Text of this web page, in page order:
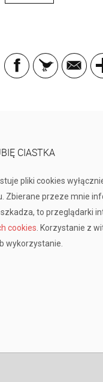
CIASTKA
pliki cookies
Zbierane przeze mnie
to przeglądarki
cookies . Korzystanie z
wykorzystanie.